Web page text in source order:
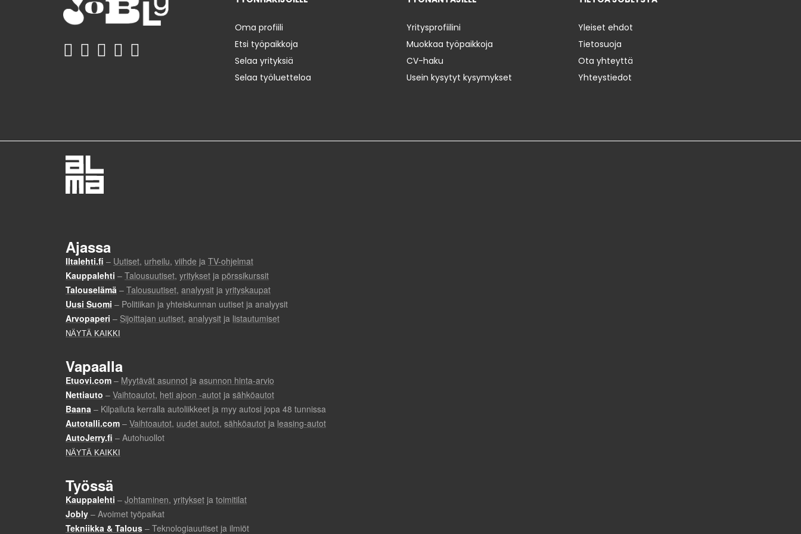
Oma profiili
Etsi työpaikkoja
Selaa yrityksiä
Selaa työluetteloa
Yritysprofiilini
Muokkaa työpaikkoja
CV-haku
Usein kysytyt kysymykset
Yleiset ehdot
Tietosuoja
Ota yhteyttä
Yhteystiedot